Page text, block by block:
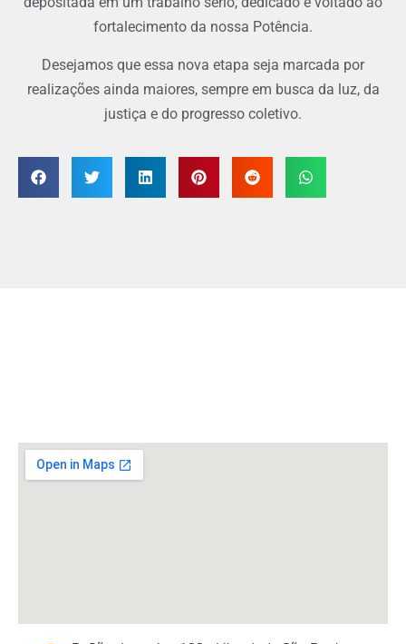
fortalecimento da nossa Potência.
Desejamos que essa nova etapa seja marcada por
realizações ainda maiores, sempre em busca da luz, da
justiça e do progresso coletivo.